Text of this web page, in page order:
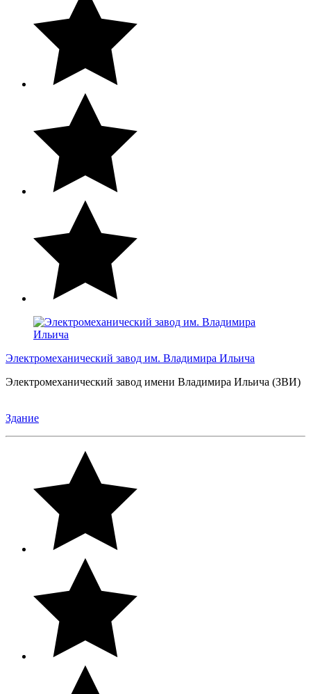
Электромеханический завод им. Владимира Ильича
Электромеханический завод имени Владимира Ильича (ЗВИ)
Здание